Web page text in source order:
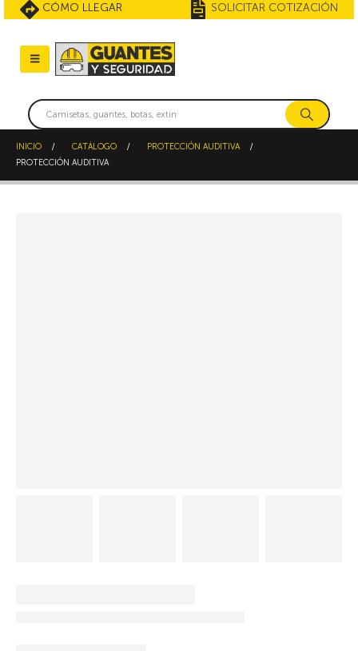
CÓMO LLEGAR SOLICITAR COTIZACIÓN
INICIO CATÁLOGO
PROTECCIÓN AUDITIVA
PROTECCIÓN AUDITIVA